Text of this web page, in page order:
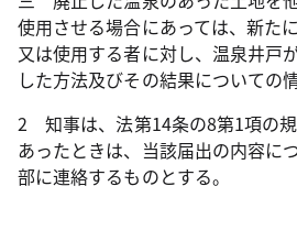
使用させる場合にあっては、新た
又は使用する者に対し、温泉井戸
した方法及びその結果についての
2 知事は、法第14条の8第1項の
あったときは、当該届出の内容に
部に連絡するものとする。